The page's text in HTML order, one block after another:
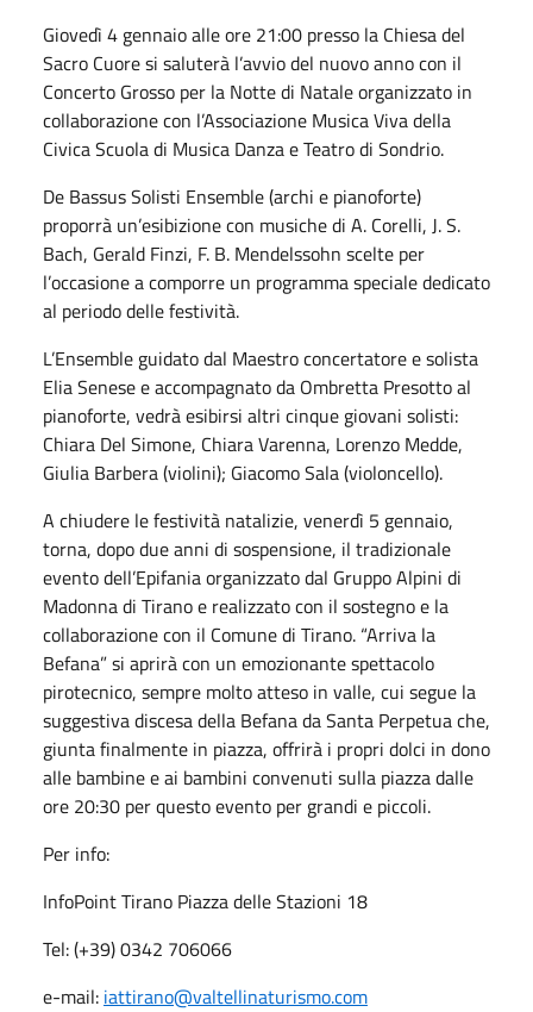
Giovedì 4 gennaio alle ore 21:00 presso la Chiesa del
Sacro Cuore si saluterà l’avvio del nuovo anno con il
Concerto Grosso per la Notte di Natale organizzato in
collaborazione con l’Associazione Musica Viva della
Civica Scuola di Musica Danza e Teatro di Sondrio.
De Bassus Solisti Ensemble (archi e pianoforte)
proporrà un’esibizione con musiche di A. Corelli, J. S.
Bach, Gerald Finzi, F. B. Mendelssohn scelte per
l’occasione a comporre un programma speciale dedicato
al periodo delle festività.
L’Ensemble guidato dal Maestro concertatore e solista
Elia Senese e accompagnato da Ombretta Presotto al
pianoforte, vedrà esibirsi altri cinque giovani solisti:
Chiara Del Simone, Chiara Varenna, Lorenzo Medde,
Giulia Barbera (violini); Giacomo Sala (violoncello).
A chiudere le festività natalizie, venerdì 5 gennaio,
torna, dopo due anni di sospensione, il tradizionale
evento dell’Epifania organizzato dal Gruppo Alpini di
Madonna di Tirano e realizzato con il sostegno e la
collaborazione con il Comune di Tirano. “Arriva la
Befana” si aprirà con un emozionante spettacolo
pirotecnico, sempre molto atteso in valle, cui segue la
suggestiva discesa della Befana da Santa Perpetua che,
giunta finalmente in piazza, offrirà i propri dolci in dono
alle bambine e ai bambini convenuti sulla piazza dalle
ore 20:30 per questo evento per grandi e piccoli.
Per info:
InfoPoint Tirano Piazza delle Stazioni 18
Tel: (+39) 0342 706066
e-mail: iattirano@valtellinaturismo.com